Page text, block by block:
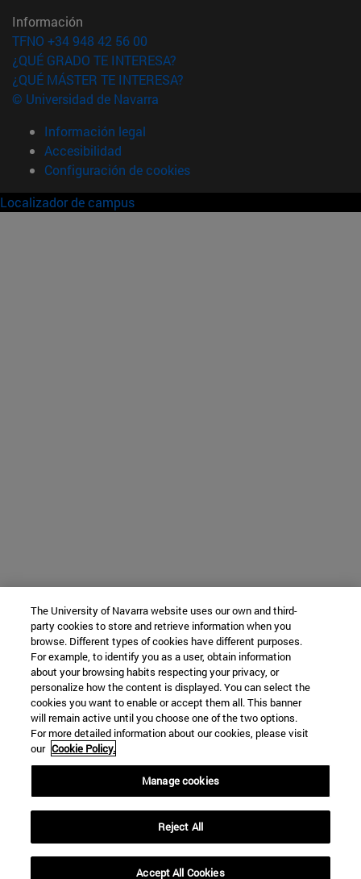
Información
TFNO +34 948 42 56 00
¿QUÉ GRADO TE INTERESA?
¿QUÉ MÁSTER TE INTERESA?
© Universidad de Navarra
Información legal
Accesibilidad
Configuración de cookies
Localizador de campus
The University of Navarra website uses our own and third-
party cookies to store and retrieve information when you
browse. Different types of cookies have different purposes.
For example, to identify you as a user, obtain information
about your browsing habits respecting your privacy, or
personalize how the content is displayed. You can select the
cookies you want to enable or accept them all. This banner
will remain active until you choose one of the two options.
For more detailed information about our cookies, please visit
our Cookie Policy.
Manage cookies
Reject All
Accept All Cookies